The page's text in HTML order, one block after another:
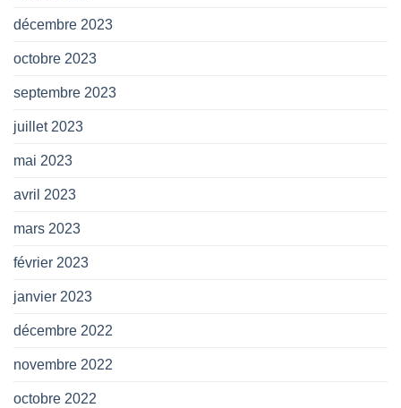
décembre 2023
octobre 2023
septembre 2023
juillet 2023
mai 2023
avril 2023
mars 2023
février 2023
janvier 2023
décembre 2022
novembre 2022
octobre 2022